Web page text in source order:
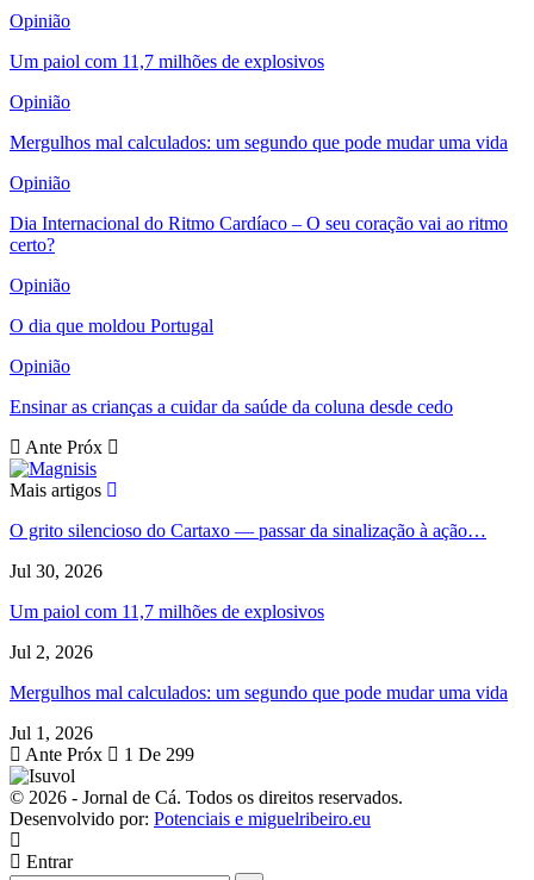
Opinião
Um paiol com 11,7 milhões de explosivos
Opinião
Mergulhos mal calculados: um segundo que pode mudar uma vida
Opinião
Dia Internacional do Ritmo Cardíaco – O seu coração vai ao ritmo
certo?
Opinião
O dia que moldou Portugal
Opinião
Ensinar as crianças a cuidar da saúde da coluna desde cedo
Ante Próx
Mais artigos
O grito silencioso do Cartaxo — passar da sinalização à ação…
Jul 30, 2026
Um paiol com 11,7 milhões de explosivos
Jul 2, 2026
Mergulhos mal calculados: um segundo que pode mudar uma vida
Jul 1, 2026
Ante Próx 1 De 299
© 2026 - Jornal de Cá. Todos os direitos reservados.
Desenvolvido por: Potenciais e miguelribeiro.eu
Entrar